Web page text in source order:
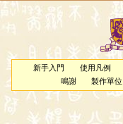
新手入門 使用凡例
鳴謝
製作單位